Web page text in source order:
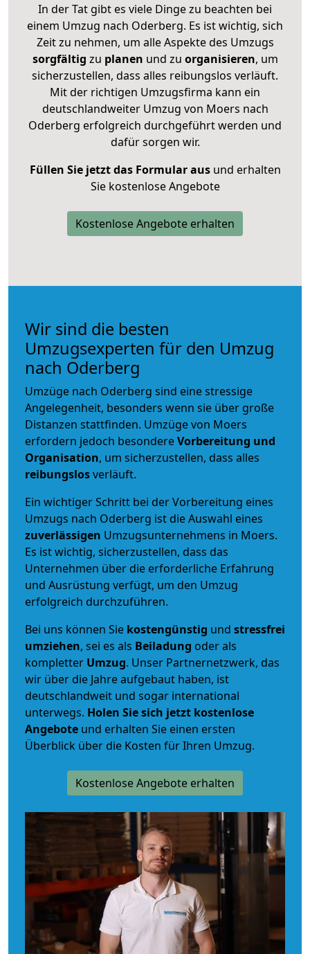
In der Tat gibt es viele Dinge zu beachten bei
einem Umzug nach Oderberg. Es ist wichtig, sich
Zeit zu nehmen, um alle Aspekte des Umzugs
sorgfältig zu planen und zu organisieren, um
sicherzustellen, dass alles reibungslos verläuft.
Mit der richtigen Umzugsfirma kann ein
deutschlandweiter Umzug von Moers nach
Oderberg erfolgreich durchgeführt werden und
dafür sorgen wir.
Füllen Sie jetzt das Formular ausund erhalten
Sie kostenlose Angebote
Kostenlose Angebote erhalten
Wir sind die besten
Umzugsexperten für den Umzug
nach Oderberg
Umzüge nach Oderberg sind eine stressige
Angelegenheit, besonders wenn sie über große
Distanzen stattfinden. Umzüge von Moers
erfordern jedoch besondereVorbereitung und
Organisation, um sicherzustellen, dass alles
reibungslosverläuft.
Ein wichtiger Schritt bei der Vorbereitung eines
Umzugs nach Oderberg ist die Auswahl eines
zuverlässigen Umzugsunternehmens in Moers.
Es ist wichtig, sicherzustellen, dass das
Unternehmen über die erforderliche Erfahrung
und Ausrüstung verfügt, um den Umzug
erfolgreich durchzuführen.
Bei uns können Sie kostengünstig und stressfrei
umziehen, sei es als Beiladung oder als
kompletter Umzug. Unser Partnernetzwerk, das
wir über die Jahre aufgebaut haben, ist
deutschlandweit und sogar international
unterwegs. Holen Sie sich jetzt kostenlose
Angebote und erhalten Sie einen ersten
Überblick über die Kosten für Ihren Umzug.
Kostenlose Angebote erhalten